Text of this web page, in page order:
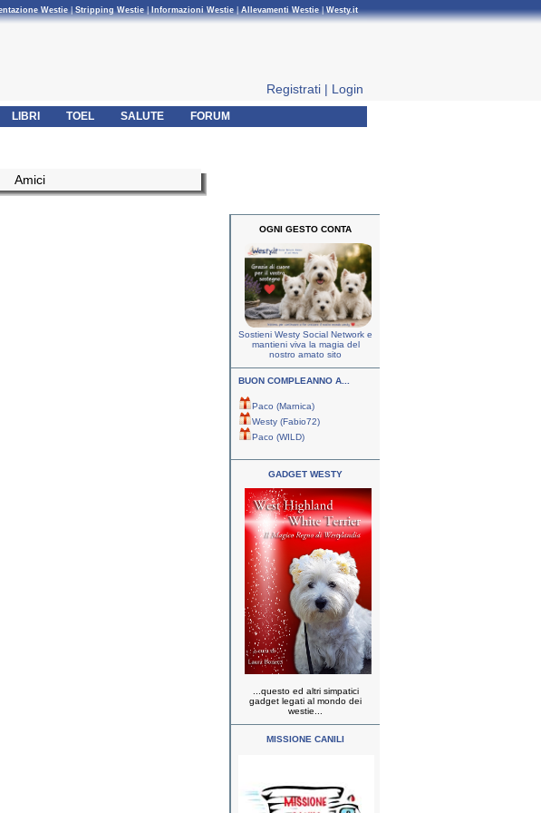
Westie|Stripping Westie| Informazioni Westie|Allevamenti Westie|Westy.it
Registrati | Login
LIBRI TOEL SALUTE FORUM
Amici
OGNI GESTO CONTA
Sostieni Westy Social Network e
mantieni viva la magia del
nostro amato sito
BUON COMPLEANNO A...
Paco (Marnica)
Westy (Fabio72)
Paco (WILD)
GADGET WESTY
...questo ed altri simpatici
gadget legati al mondo dei
westie...
MISSIONE CANILI